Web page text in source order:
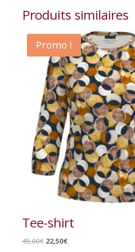
Produits similaires
Promo !
Tee-shirt
45,00€ Le
22,50€Le